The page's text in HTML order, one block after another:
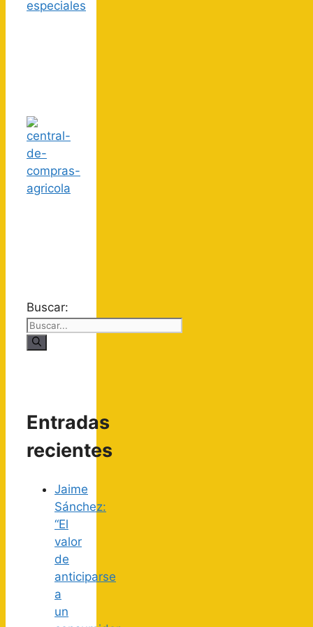
Buscar:
Entradas
recientes
Jaime
Sánchez:
“El
valor
de
anticiparse
a
un